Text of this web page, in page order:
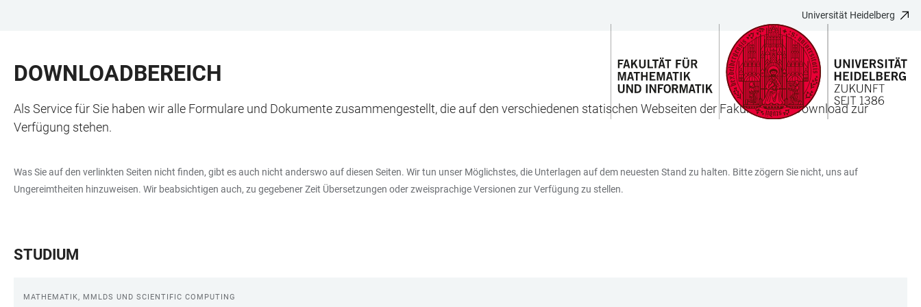
BARRIEREFREIHEIT
Universität Heidelberg
DOWNLOADBEREICH
Als Service für Sie haben wir alle Formulare und Dokumente zusammengestellt, die auf den verschiedenen statischen Webseiten der Fakultät zum Download zur
Verfügung stehen.
Was Sie auf den verlinkten Seiten nicht finden, gibt es auch nicht anderswo auf diesen Seiten. Wir tun unser Möglichstes, die Unterlagen auf dem neuesten Stand zu halten. Bitte zögern Sie nicht, uns auf
Ungereimtheiten hinzuweisen. Wir beabsichtigen auch, zu gegebener Zeit Übersetzungen oder zweisprachige Versionen zur Verfügung zu stellen.
STUDIUM
MATHEMATIK, MMLDS UND SCIENTIFIC COMPUTING